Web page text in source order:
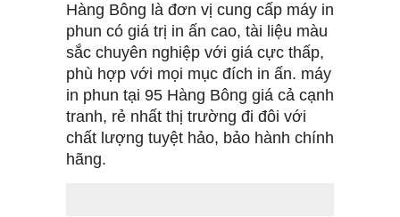
Hàng Bông là đơn vị cung cấp máy in
phun có giá trị in ấn cao, tài liệu màu
sắc chuyên nghiệp với giá cực thấp,
phù hợp với mọi mục đích in ấn. máy
in phun tại 95 Hàng Bông giá cả cạnh
tranh, rẻ nhất thị trường đi đôi với
chất lượng tuyệt hảo, bảo hành chính
hãng.